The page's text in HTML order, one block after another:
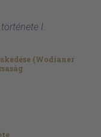
I.
(Wodianer